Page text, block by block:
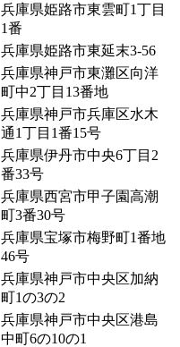
兵庫県姫路市東雲町1丁目
1番
兵庫県姫路市東延末3-56
兵庫県神戸市東灘区向洋
町中2丁目13番地
兵庫県神戸市兵庫区水木
通1丁目1番15号
兵庫県伊丹市中央6丁目2
番33号
兵庫県西宮市甲子園高潮
町3番30号
兵庫県宝塚市梅野町1番地
46号
兵庫県神戸市中央区加納
町1の3の2
兵庫県神戸市中央区港島
中町6の10の1